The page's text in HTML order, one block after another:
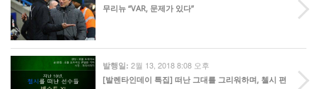
무리뉴 “VAR, 문제가 있다”
발행일: 2월 13, 2018 8:08 오후
[발렌타인데이 특집] 떠난 그대를 그리워하며, 첼시 편